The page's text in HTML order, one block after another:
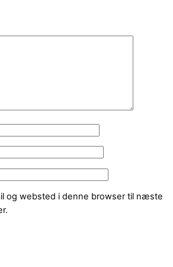
og websted i denne browser til næste